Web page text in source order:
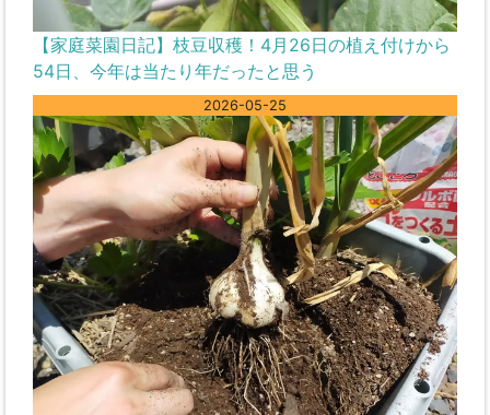
【家庭菜園日記】枝豆収穫！4月26日の植え付けから
54日、今年は当たり年だったと思う
2026-05-25